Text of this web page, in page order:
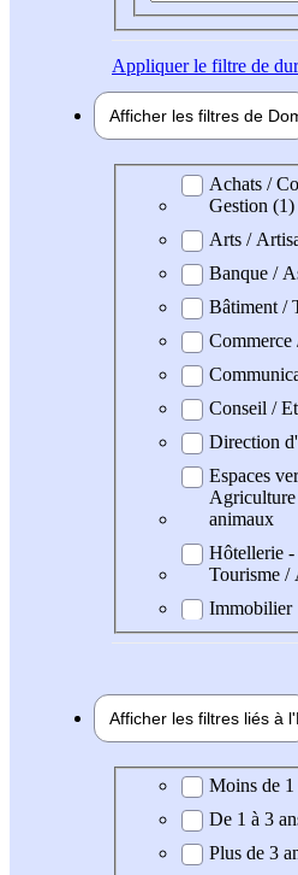
Appliquerle filtre de
Afficher les filtres de
Domaine professionel
Achats /
Gestion (1)
Arts /
Banque /
Bâtiment /
Commerce
Conseil /
Direction
Espaces
Agriculture
animaux
Hôtellerie -
Tourisme /
Immobilier
Afficher les filtres liés à l'
Expérience demandée
Moins de
De 1 à 3
Plus de 3